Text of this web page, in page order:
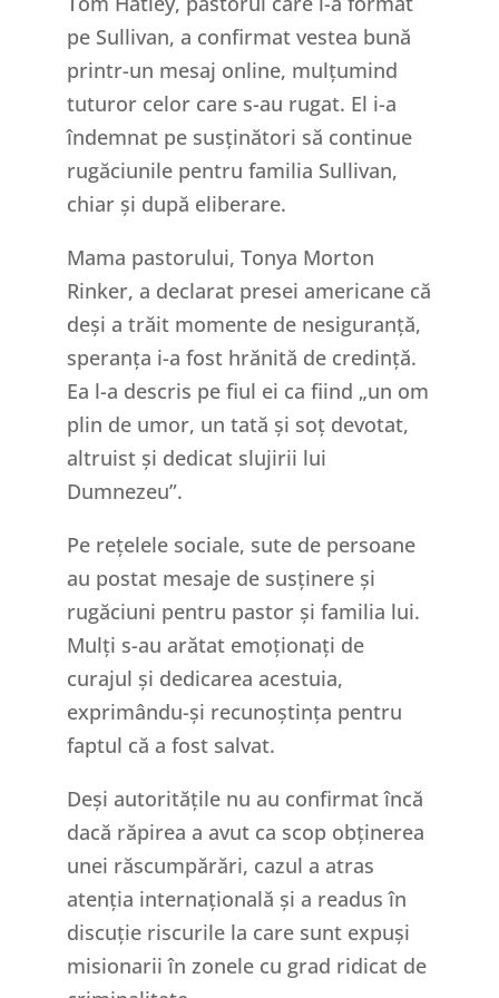
pe Sullivan, a confirmat vestea bună
printr-un mesaj online, mulțumind
tuturor celor care s-au rugat. El i-a
îndemnat pe susținători să continue
rugăciunile pentru familia Sullivan,
chiar și după eliberare.
Mama pastorului, Tonya Morton
Rinker, a declarat presei americane că
deși a trăit momente de nesiguranță,
speranța i-a fost hrănită de credință.
Ea l-a descris pe fiul ei ca fiind „un om
plin de umor, un tată și soț devotat,
altruist și dedicat slujirii lui
Dumnezeu”.
Pe rețelele sociale, sute de persoane
au postat mesaje de susținere și
rugăciuni pentru pastor și familia lui.
Mulți s-au arătat emoționați de
curajul și dedicarea acestuia,
exprimându-și recunoștința pentru
faptul că a fost salvat.
Deși autoritățile nu au confirmat încă
dacă răpirea a avut ca scop obținerea
unei răscumpărări, cazul a atras
atenția internațională și a readus în
discuție riscurile la care sunt expuși
misionarii în zonele cu grad ridicat de